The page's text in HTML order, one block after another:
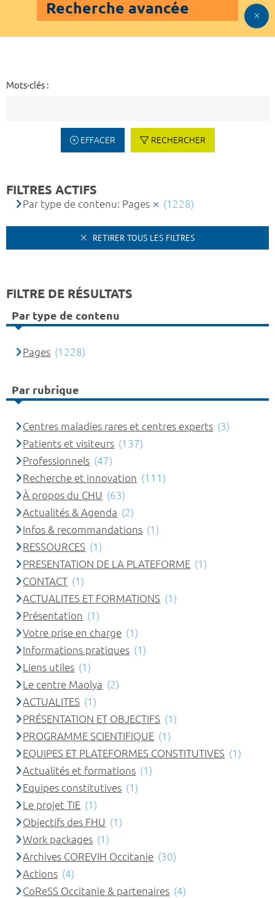
Recherche avancée
Mots-clés :
EFFACER RECHERCHER
FILTRES ACTIFS
Par type de contenu: Pages (1228)
RETIRER TOUS LES FILTRES
FILTRE DE RÉSULTATS
Par type de contenu
Pages (1228)
Par rubrique
Centres maladies rares et centres experts (3)
Patients et visiteurs (137)
Professionnels (47)
Recherche et innovation (111)
À propos du CHU (63)
Actualités & Agenda (2)
Infos & recommandations (1)
RESSOURCES (1)
PRESENTATION DE LA PLATEFORME (1)
CONTACT (1)
ACTUALITES ET FORMATIONS (1)
Présentation (1)
Votre prise en charge (1)
Informations pratiques (1)
Liens utiles (1)
Le centre Maolya (2)
ACTUALITES (1)
PRÉSENTATION ET OBJECTIFS (1)
PROGRAMME SCIENTIFIQUE (1)
EQUIPES ET PLATEFORMES CONSTITUTIVES (1)
Actualités et formations (1)
Equipes constitutives (1)
Le projet TIE (1)
Objectifs des FHU (1)
Work packages (1)
Archives COREVIH Occitanie (30)
Actions (4)
CoReSS Occitanie & partenaires (4)